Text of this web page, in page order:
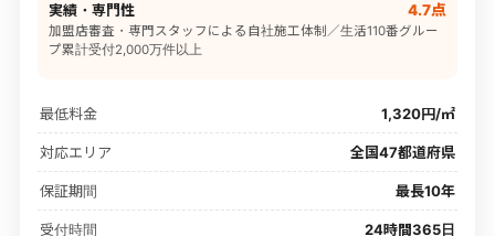
実績・専門性 4.7点
加盟店審査・専門スタッフによる自社施工体制／生活110番グルー
プ累計受付2,000万件以上
最低料金 1,320円/㎡
対応エリア 全国47都道府県
保証期間 最長10年
受付時間 24時間365日